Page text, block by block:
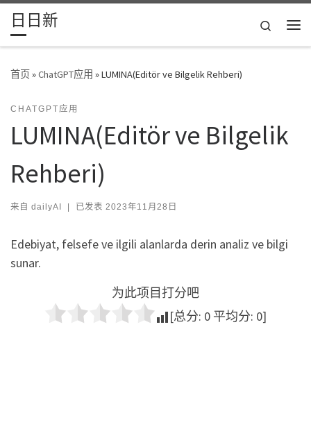
Skip to content
日日新
Search
首页»ChatGPT应用 »LUMINA(Editör ve Bilgelik Rehberi)
CHATGPT应用
LUMINA(Editör ve Bilgelik
Rehberi)
来自 dailyAI | 已发表 2023年11月28日
Edebiyat, felsefe ve ilgili alanlarda derin analiz ve bilgi
sunar.
为此项目打分吧
[总分: 0 平均分: 0]